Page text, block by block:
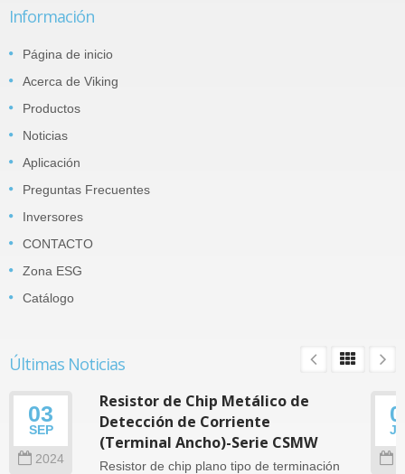
Información
Página de inicio
Acerca de Viking
Productos
Noticias
Aplicación
Preguntas Frecuentes
Inversores
CONTACTO
Zona ESG
Catálogo
Últimas Noticias
03
SEP
2024
Resistor de Chip Metálico de
Detección de Corriente
(Terminal Ancho)-Serie CSMW
Resistor de chip plano tipo de terminación